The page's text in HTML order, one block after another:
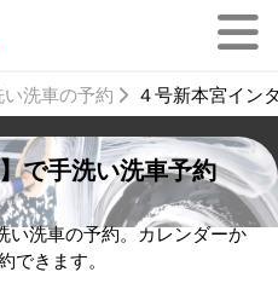
洗車の予約 ４号新本宮イン
で手洗い洗車予約
い洗車の予約。カレンダーか
できます。